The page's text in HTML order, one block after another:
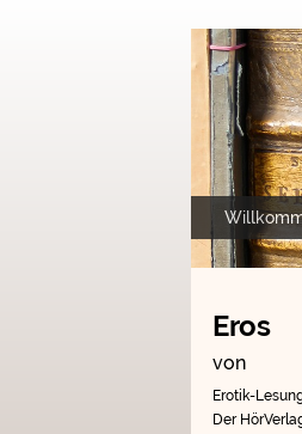
Eros
von
Erotik-
Der